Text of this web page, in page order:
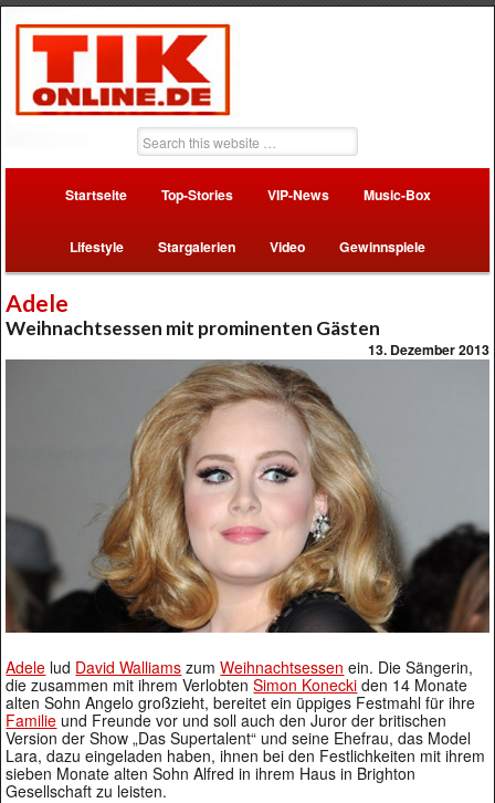
Startseite Top-Stories VIP-News Music-Box
Lifestyle Stargalerien Video Gewinnspiele
Adele
Weihnachtsessen mit prominenten Gästen
13. Dezember 2013
Adele lud David Walliams zumWeihnachtsessen ein. Die Sängerin,
die zusammen mit ihrem VerlobtenSimon Konecki den 14 Monate
alten Sohn Angelo großzieht, bereitet ein üppiges Festmahl für ihre
Familie und Freunde vor und soll auch den Juror der britischen
Version der Show „Das Supertalent“ und seine Ehefrau, das Model
Lara, dazu eingeladen haben, ihnen bei den Festlichkeiten mit ihrem
sieben Monate alten Sohn Alfred in ihrem Haus in Brighton
Gesellschaft zu leisten.